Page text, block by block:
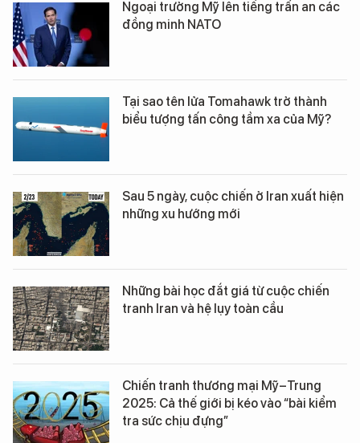
Ngoại trưởng Mỹ lên tiếng trấn an các
đồng minh NATO
Tại sao tên lửa Tomahawk trở thành
biểu tượng tấn công tầm xa của Mỹ?
Sau 5 ngày, cuộc chiến ở Iran xuất hiện
những xu hướng mới
Những bài học đắt giá từ cuộc chiến
tranh Iran và hệ lụy toàn cầu
Chiến tranh thương mại Mỹ–Trung
2025: Cả thế giới bị kéo vào “bài kiểm
tra sức chịu đựng”